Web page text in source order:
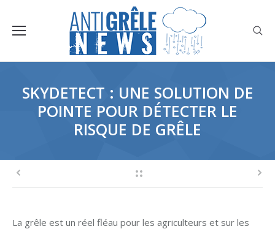
SKYDETECT : UNE SOLUTION DE
POINTE POUR DÉTECTER LE
RISQUE DE GRÊLE
La grêle est un réel fléau pour les agriculteurs et sur les